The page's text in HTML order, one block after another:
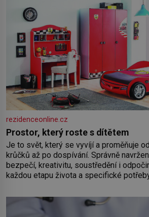
rezidenceonline.cz
Prostor, který roste s dítětem
Je to svět, který se vyvíjí a proměňuje
krůčků až po dospívání. Správně
bezpečí, kreativitu, soustředění i
každou etapu života a specifické
by pokoj miminka měl působit
Předškolní věk je